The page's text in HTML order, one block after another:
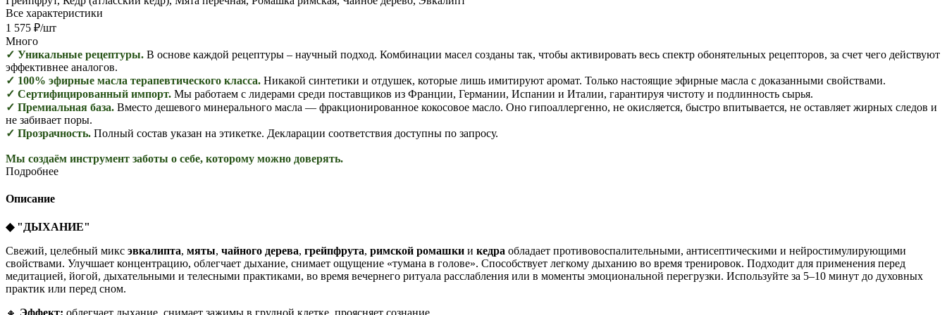
Все характеристики
1 575 ₽/шт
Много
✓ Уникальные рецептуры. В основе каждой рецептуры – научный подход. Комбинации масел созданы так, чтобы активировать весь спектр обонятельных рецепторов, за счет чего действуют
эффективнее аналогов.
✓ 100% эфирные масла терапевтического класса. Никакой синтетики и отдушек, которые лишь имитируют аромат. Только настоящие эфирные масла с доказанными свойствами.
✓ Сертифицированный импорт. Мы работаем с лидерами среди поставщиков из Франции, Германии, Испании и Италии, гарантируя чистоту и подлинность сырья.
✓ Премиальная база. Вместо дешевого минерального масла — фракционированное кокосовое масло. Оно гипоаллергенно, не окисляется, быстро впитывается, не оставляет жирных следов и
не забивает поры.
✓ Прозрачность. Полный состав указан на этикетке. Декларации соответствия доступны по запросу.
Мы создаём инструмент заботы о себе, которому можно доверять.
Подробнее
Описание
◆"ДЫХАНИЕ"
Свежий, целебный микс эвкалипта, мяты, чайного дерева, грейпфрута, римской ромашки и кедра обладает противовоспалительными, антисептическими и нейростимулирующими
свойствами. Улучшает концентрацию, облегчает дыхание, снимает ощущение «тумана в голове». Способствует легкому дыханию во время тренировок. Подходит для применения перед
медитацией, йогой, дыхательными и телесными практиками, во время вечернего ритуала расслабления или в моменты эмоциональной перегрузки. Используйте за 5–10 минут до духовных
практик или перед сном.